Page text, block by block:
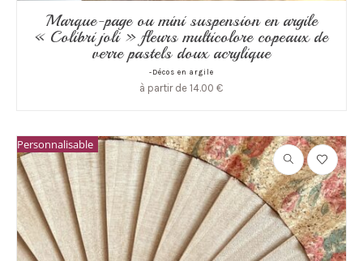
Marque-page ou mini suspension en argile
« Colibri joli » fleurs multicolore copeaux de
verre pastels doux acrylique
-Décos en argile
à partir de 14.00 €
Personnalisable